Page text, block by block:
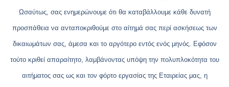
Ωσαύτως, σας ενημερώνουμε ότι θα καταβάλλουμε κάθε δυνατή
προσπάθεια να ανταποκριθούμε στο αίτημά σας περί ασκήσεως των
δικαιωμάτων σας, άμεσα και το αργότερο εντός ενός μηνός. Εφόσον
τούτο κριθεί απαραίτητο, λαμβάνοντας υπόψη την πολυπλοκότητα του
αιτήματος σας ως και τον φόρτο εργασίας της Εταιρείας μας, η